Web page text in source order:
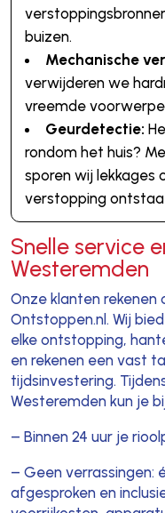
buizen.
Mechanische
verwijderen we
vreemde
Geurdetectie:
rondom het huis?
sporen wij lekkages
verstopping
Snelle service
Westeremden
Onze klanten rekenen
Ontstoppen.nl. Wij
elke ontstopping,
en rekenen een vast
tijdsinvestering.
Westeremden kun je
– Binnen 24 uur je
– Geen verrassingen:
afgesproken en